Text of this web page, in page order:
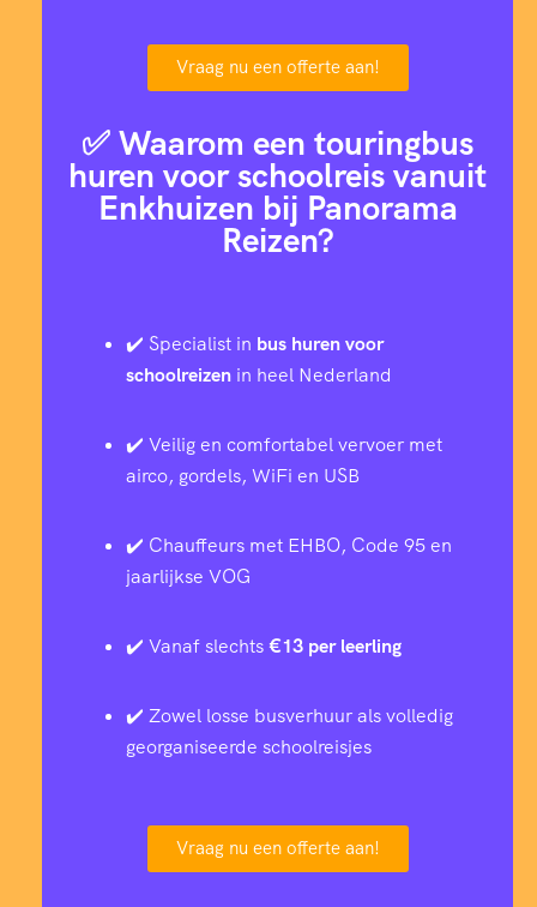
Vraag nu een offerte aan!
✅ Waarom een touringbus
huren voor schoolreis vanuit
Enkhuizen bij Panorama
Reizen?
✔️ Specialist in bus huren voor
schoolreizen in heel Nederland
✔️ Veilig en comfortabel vervoer met
airco, gordels, WiFi en USB
✔️ Chauffeurs met EHBO, Code 95 en
jaarlijkse VOG
✔️ Vanaf slechts€13 per leerling
✔️ Zowel losse busverhuur als volledig
georganiseerde schoolreisjes
Vraag nu een offerte aan!